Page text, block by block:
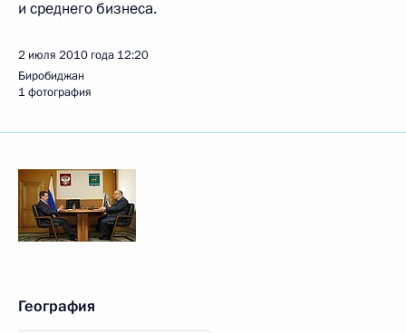
и среднего бизнеса.
2 июля 2010 года 12:20
Биробиджан
1 фотография
География